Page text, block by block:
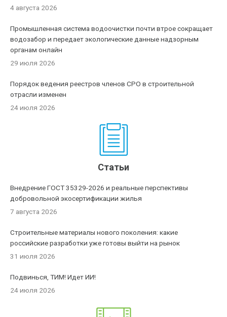
4 августа 2026
Промышленная система водоочистки почти втрое сокращает
водозабор и передает экологические данные надзорным
органам онлайн
29 июля 2026
Порядок ведения реестров членов СРО в строительной
отрасли изменен
24 июля 2026
Статьи
Внедрение ГОСТ 35329-2026 и реальные перспективы
добровольной экосертификации жилья
7 августа 2026
Строительные материалы нового поколения: какие
российские разработки уже готовы выйти на рынок
31 июля 2026
Подвинься, ТИМ! Идет ИИ!
24 июля 2026